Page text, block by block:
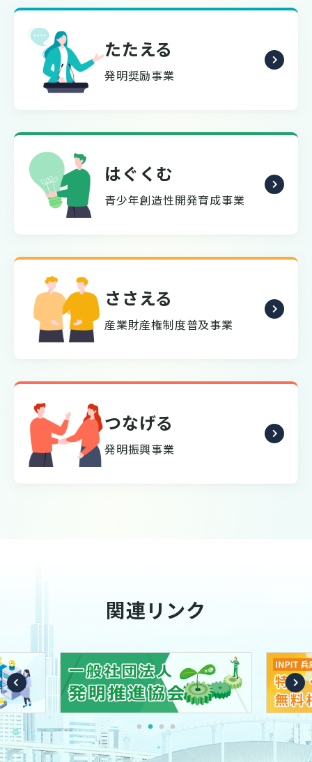
たたえる
発明奨励事業
はぐくむ
青少年創造性開発育成事業
ささえる
産業財産権制度普及事業
つなげる
発明振興事業
関連リンク